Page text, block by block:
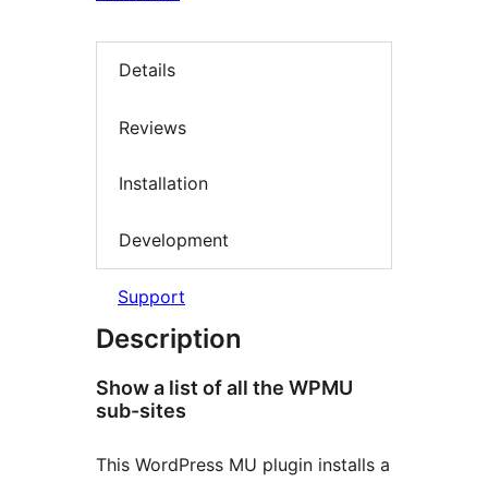
Details
Reviews
Installation
Development
Support
Description
Show a list of all the WPMU
sub-sites
This WordPress MU plugin installs a